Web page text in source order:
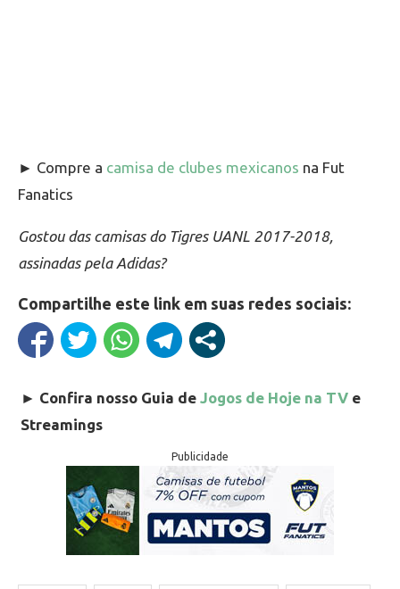
► Compre a camisa de clubes mexicanos na Fut
Fanatics
Gostou das camisas do Tigres UANL 2017-2018,
assinadas pela Adidas?
Compartilhe este link em suas redes sociais:
► Confira nosso Guia de Jogos de Hoje na TV e
Streamings
Publicidade